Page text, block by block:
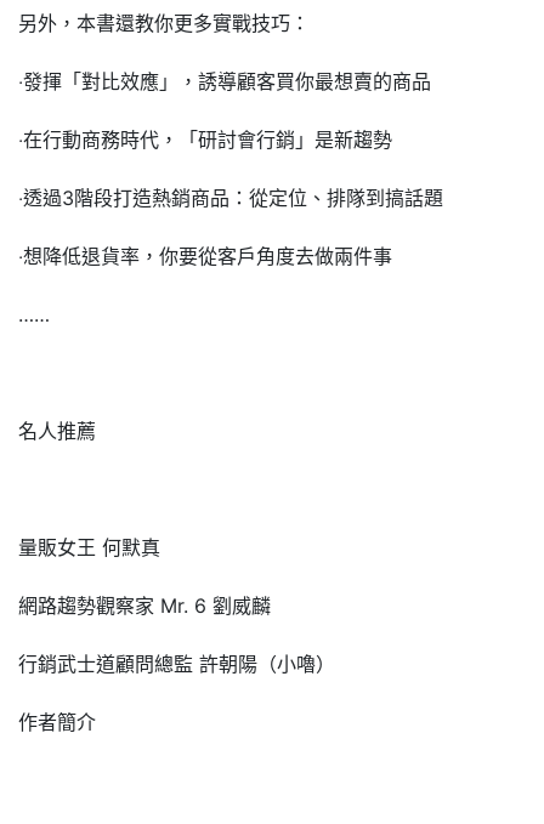
另外，本書還教你更多實戰技巧：
‧發揮「對比效應」，誘導顧客買你最想賣的商品
‧在行動商務時代，「研討會行銷」是新趨勢
‧透過3階段打造熱銷商品：從定位、排隊到搞話題
‧想降低退貨率，你要從客戶角度去做兩件事
……
名人推薦
量販女王 何默真
網路趨勢觀察家 Mr. 6 劉威麟
行銷武士道顧問總監 許朝陽（小嚕）
作者簡介